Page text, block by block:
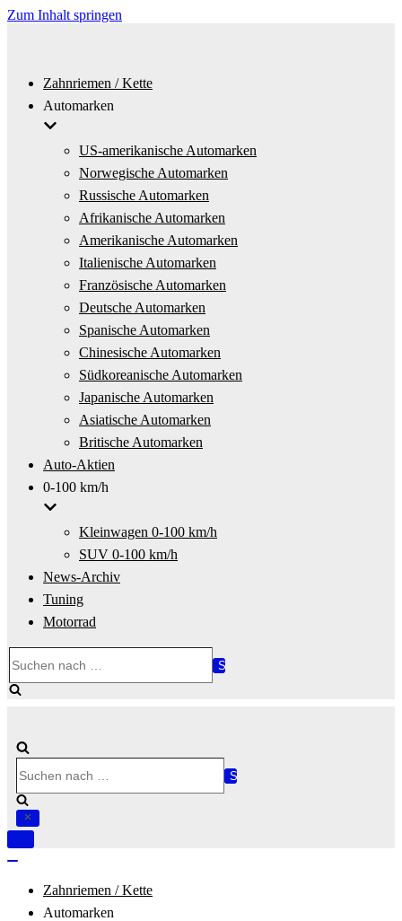
Zum Inhalt springen
Zahnriemen / Kette
Automarken
US-amerikanische Automarken
Norwegische Automarken
Russische Automarken
Afrikanische Automarken
Amerikanische Automarken
Italienische Automarken
Französische Automarken
Deutsche Automarken
Spanische Automarken
Chinesische Automarken
Südkoreanische Automarken
Japanische Automarken
Asiatische Automarken
Britische Automarken
Auto-Aktien
0-100 km/h
Kleinwagen 0-100 km/h
SUV 0-100 km/h
News-Archiv
Tuning
Motorrad
nach …
nach …
Navigation
Zahnriemen / Kette
Automarken